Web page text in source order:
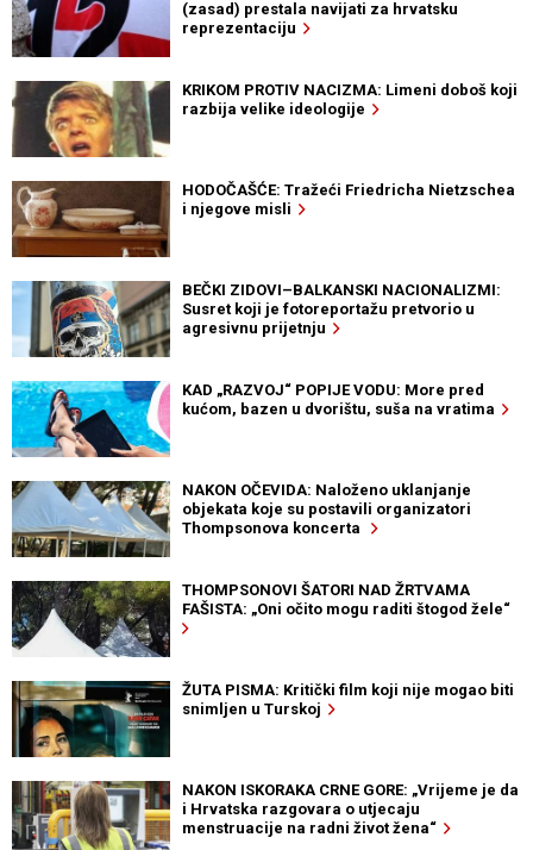
(zasad) prestala navijati za hrvatsku
reprezentaciju
KRIKOM PROTIV NACIZMA: Limeni doboš koji
razbija velike ideologije
HODOČAŠĆE: Tražeći Friedricha Nietzschea
i njegove misli
BEČKI ZIDOVI–BALKANSKI NACIONALIZMI:
Susret koji je fotoreportažu pretvorio u
agresivnu prijetnju
KAD „RAZVOJ“ POPIJE VODU: More pred
kućom, bazen u dvorištu, suša na vratima
NAKON OČEVIDA: Naloženo uklanjanje
objekata koje su postavili organizatori
Thompsonova koncerta
THOMPSONOVI ŠATORI NAD ŽRTVAMA
FAŠISTA: „Oni očito mogu raditi štogod žele“
ŽUTA PISMA: Kritički film koji nije mogao biti
snimljen u Turskoj
NAKON ISKORAKA CRNE GORE: „Vrijeme je da
i Hrvatska razgovara o utjecaju
menstruacije na radni život žena“